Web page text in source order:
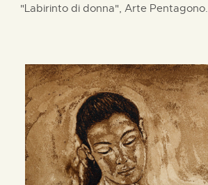
"Labirinto di donna", Arte Pentagono.